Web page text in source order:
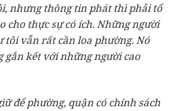
nhưng thông tin phát thì phải tổ
cho thực sự có ích. Những người
tôi vẫn rất cần loa phường.Nó
gắn kết với những người cao
để phường, quận có chính sách